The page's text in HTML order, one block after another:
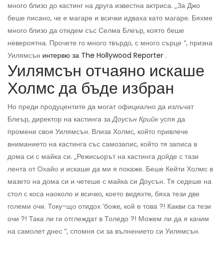
много близо до кастинг на друга известна актриса. „За Джо
беше писано, че е магаре и всички идваха като магаре. Бяхме
много близо да отидем със Селма Блеър, която беше
невероятна. Прочете го много твърдо, с много сърце “, призна
Уилямсън интервю за The Hollywood Reporter .
Уилямсън отчаяно искаше
Холмс да бъде избран
Но преди продуцентите да могат официално да излъчат
Блеър, директор на кастинга заДоусън Крийк успя да
промени своя Уилямсън. Влиза Холмс, който привлече
вниманието на кастинга със самозапис, който тя записа в
дома си с майка си. „Режисьорът на кастинга дойде с тази
лента от Охайо и искаше да ми я покаже. Беше Кейти Холмс в
мазето на дома си и четеше с майка си Доусън. Тя седеше на
стол с коса наоколо и всичко, което видяхте, бяха тези две
големи очи. Току-що отидох ‘боже, кой е това ?! Какви са тези
очи ?! Така ли ги отглеждат в Толедо ?! Можем ли да я качим
на самолет днес “, спомня си за вълнението си Уилямсън.